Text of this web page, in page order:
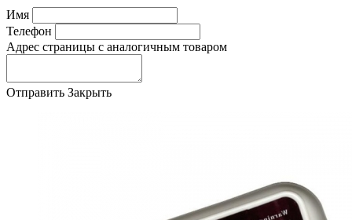
Имя
Телефон
Адрес страницы с аналогичным товаром
Отправить Закрыть